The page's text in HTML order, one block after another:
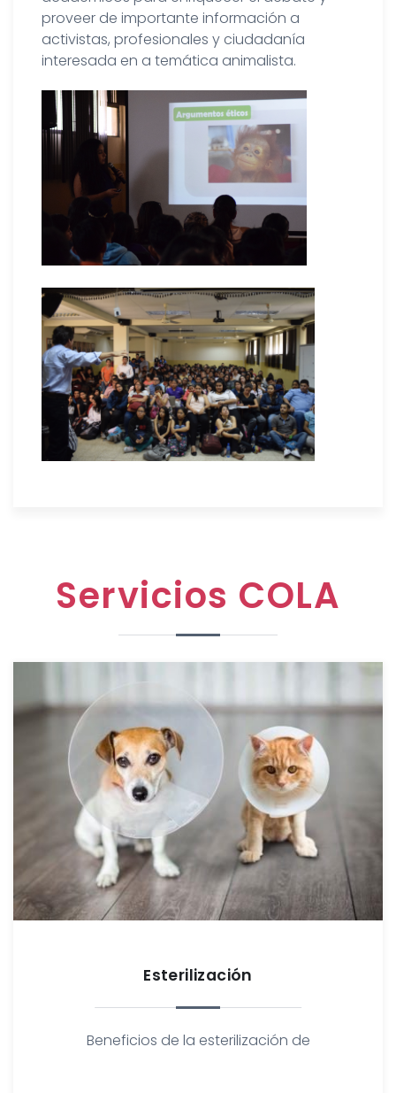
proveer de importante información a
activistas, profesionales y ciudadanía
interesada en a temática animalista.
Servicios COLA
Esterilización
Beneficios de la esterilización de